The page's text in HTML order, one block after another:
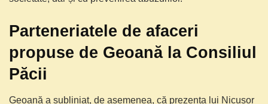
Parteneriatele de afaceri
propuse de Geoană la Consiliul
Păcii
Geoană a subliniat, de asemenea, că prezența lui Nicușor